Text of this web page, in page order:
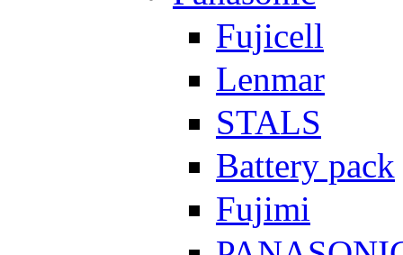
Fujicell
Lenmar
STALS
Battery pack
Fujimi